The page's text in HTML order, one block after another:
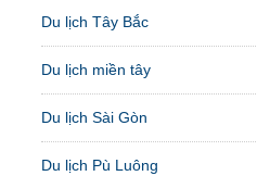
Du lịch Tây Bắc
Du lịch miền tây
Du lịch Sài Gòn
Du lịch Pù Luông